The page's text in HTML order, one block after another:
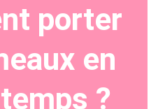
porter
en
?